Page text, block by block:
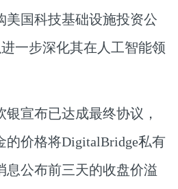
美国科技基础设施投资公
一步深化其在人工智能领
银宣布已达成最终协议，
的价格将DigitalBridge私有
息公布前三天的收盘价溢